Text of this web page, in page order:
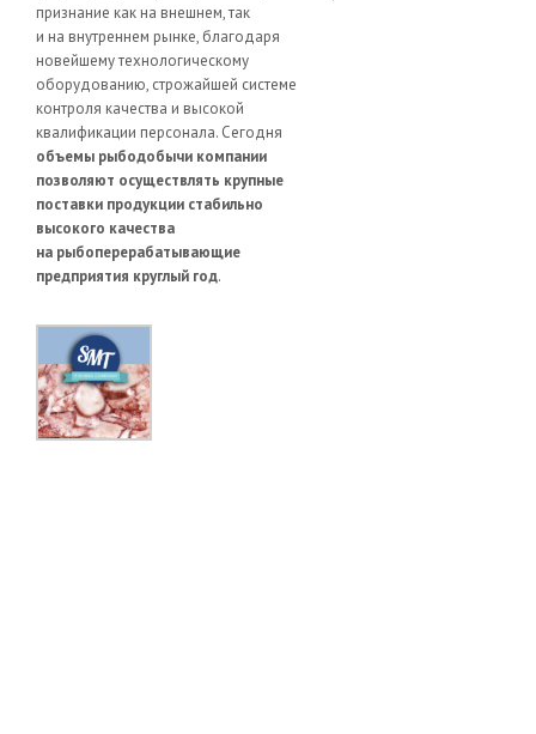
признание как на внешнем, так
и на внутреннем рынке, благодаря
новейшему технологическому
оборудованию, строжайшей системе
контроля качества и высокой
квалификации персонала. Сегодня
объемы рыбодобычи компании
позволяют осуществлять крупные
поставки продукции стабильно
высокого качества
на рыбоперерабатывающие
предприятия круглый год.